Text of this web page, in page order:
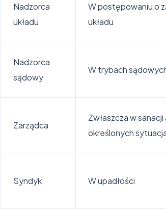
Nadzorca
układu
W postępowaniu o
układu
Nadzorca
sądowy
W trybach
Zarządca
Zwłaszcza w
określonych
Syndyk W upadłości